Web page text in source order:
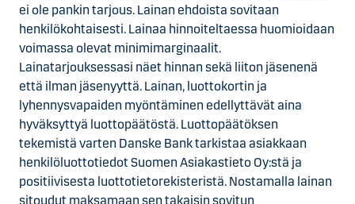
ei ole pankin tarjous. Lainan ehdoista sovitaan
henkilökohtaisesti. Lainaa hinnoiteltaessa huomioidaan
voimassa olevat minimimarginaalit.
Lainatarjouksessasi näet hinnan sekä liiton jäsenenä
että ilman jäsenyyttä. Lainan, luottokortin ja
lyhennysvapaiden myöntäminen edellyttävät aina
hyväksyttyä luottopäätöstä. Luottopäätöksen
tekemistä varten Danske Bank tarkistaa asiakkaan
henkilöluottotiedot Suomen Asiakastieto Oy:stä ja
positiivisesta luottotietorekisteristä. Nostamalla lainan
sitoudut maksamaan sen takaisin sovitun